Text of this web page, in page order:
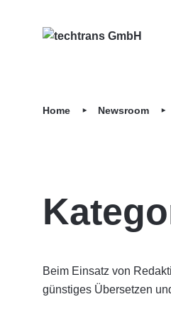
Home Newsroom
Beim Einsatz von
güns­tiges Übersetzen
techtrans optimiert